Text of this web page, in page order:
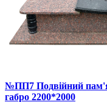
№ПП7 Подвійний
габро 2200*2000